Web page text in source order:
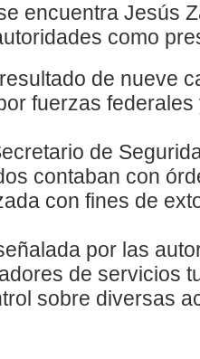
encuentra Jesús
como
de nueve
fuerzas federales
de
contaban con
con fines de
por las
de servicios
sobre diversas